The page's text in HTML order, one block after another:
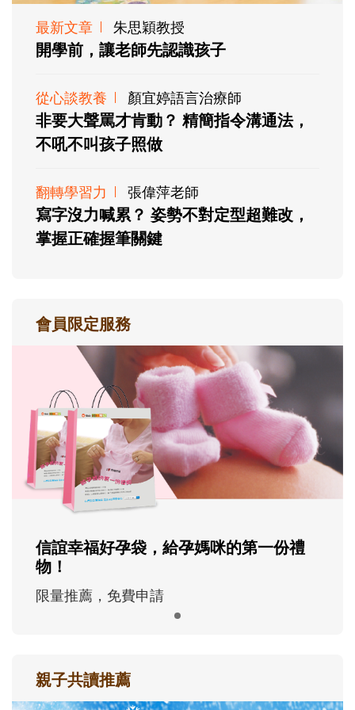
最新文章 朱思穎教授
開學前，讓老師先認識孩子
從心談教養 顏宜婷語言治療師
非要大聲罵才肯動？ 精簡指令溝通法，
不吼不叫孩子照做
翻轉學習力 張偉萍老師
寫字沒力喊累？ 姿勢不對定型超難改，
掌握正確握筆關鍵
會員限定服務
信誼幸福好孕袋，給孕媽咪的第一份禮
物！
限量推薦，免費申請
親子共讀推薦